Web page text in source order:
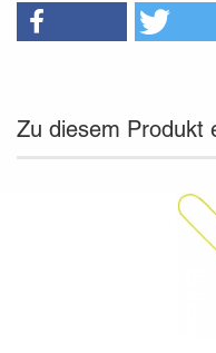
Zu diesem Produkt